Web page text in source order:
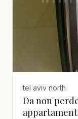
tel aviv north
Da non